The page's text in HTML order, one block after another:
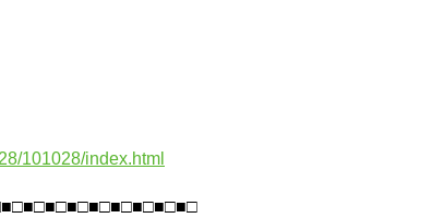
101028/index.html